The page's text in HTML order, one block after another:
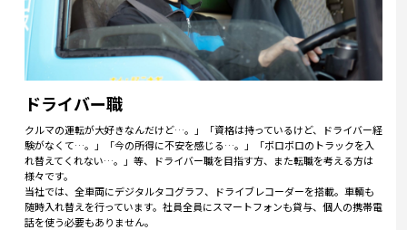
ドライバー職
クルマの運転が大好きなんだけど…。」「資格は持っているけど、ドライバー経
験がなくて…。」「今の所得に不安を感じる…。」「ボロボロのトラックを入
れ替えてくれない…。」等、ドライバー職を目指す方、また転職を考える方は
様々です。
当社では、全車両にデジタルタコグラフ、ドライブレコーダーを搭載。車輌も
随時入れ替えを行っています。社員全員にスマートフォンも貸与、個人の携帯電
話を使う必要もありません。